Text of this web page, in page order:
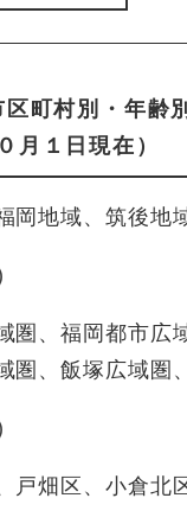
町村別・年齢
月１日現在）
岡地域、筑後地
圏、福岡都市広
圏、飯塚広域圏
戸畑区、小倉北